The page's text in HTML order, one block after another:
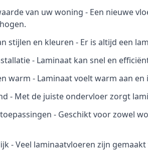
van uw woning - Een nieuwe
stijlen en kleuren - Er is altijd een
- Laminaat kan snel en
warm - Laminaat voelt warm aan
- Met de juiste ondervloer zorgt
- Geschikt voor zowel
- Veel laminaatvloeren zijn